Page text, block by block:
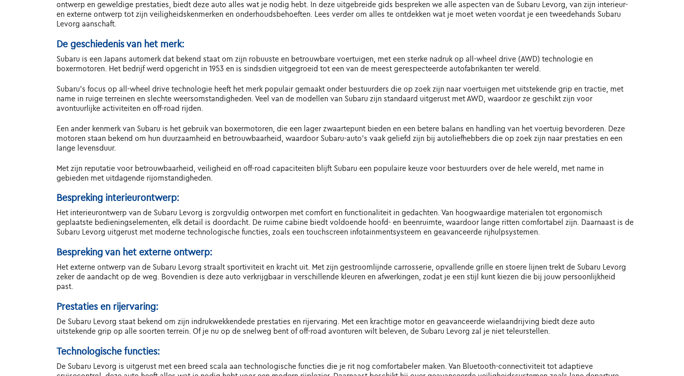
ontwerp en geweldige prestaties, biedt deze auto alles wat je nodig hebt. In deze uitgebreide gids bespreken we alle aspecten van de Subaru Levorg, van zijn interieur-
en externe ontwerp tot zijn veiligheidskenmerken en onderhoudsbehoeften. Lees verder om alles te ontdekken wat je moet weten voordat je een tweedehands Subaru
Levorg aanschaft.
De geschiedenis van het merk:
Subaru is een Japans automerk dat bekend staat om zijn robuuste en betrouwbare voertuigen, met een sterke nadruk op all-wheel drive (AWD) technologie en
boxermotoren. Het bedrijf werd opgericht in 1953 en is sindsdien uitgegroeid tot een van de meest gerespecteerde autofabrikanten ter wereld.
Subaru's focus op all-wheel drive technologie heeft het merk populair gemaakt onder bestuurders die op zoek zijn naar voertuigen met uitstekende grip en tractie, met
name in ruige terreinen en slechte weersomstandigheden. Veel van de modellen van Subaru zijn standaard uitgerust met AWD, waardoor ze geschikt zijn voor
avontuurlijke activiteiten en off-road rijden.
Een ander kenmerk van Subaru is het gebruik van boxermotoren, die een lager zwaartepunt bieden en een betere balans en handling van het voertuig bevorderen. Deze
motoren staan bekend om hun duurzaamheid en betrouwbaarheid, waardoor Subaru-auto's vaak geliefd zijn bij autoliefhebbers die op zoek zijn naar prestaties en een
lange levensduur.
Met zijn reputatie voor betrouwbaarheid, veiligheid en off-road capaciteiten blijft Subaru een populaire keuze voor bestuurders over de hele wereld, met name in
gebieden met uitdagende rijomstandigheden.
Bespreking interieurontwerp:
Het interieurontwerp van de Subaru Levorg is zorgvuldig ontworpen met comfort en functionaliteit in gedachten. Van hoogwaardige materialen tot ergonomisch
geplaatste bedieningselementen, elk detail is doordacht. De ruime cabine biedt voldoende hoofd- en beenruimte, waardoor lange ritten comfortabel zijn. Daarnaast is de
Subaru Levorg uitgerust met moderne technologische functies, zoals een touchscreen infotainmentsysteem en geavanceerde rijhulpsystemen.
Bespreking van het externe ontwerp:
Het externe ontwerp van de Subaru Levorg straalt sportiviteit en kracht uit. Met zijn gestroomlijnde carrosserie, opvallende grille en stoere lijnen trekt de Subaru Levorg
zeker de aandacht op de weg. Bovendien is deze auto verkrijgbaar in verschillende kleuren en afwerkingen, zodat je een stijl kunt kiezen die bij jouw persoonlijkheid
past.
Prestaties en rijervaring:
De Subaru Levorg staat bekend om zijn indrukwekkendede prestaties en rijervaring. Met een krachtige motor en geavanceerde wielaandrijving biedt deze auto
uitstekende grip op alle soorten terrein. Of je nu op de snelweg bent of off-road avonturen wilt beleven, de Subaru Levorg zal je niet teleurstellen.
Technologische functies:
De Subaru Levorg is uitgerust met een breed scala aan technologische functies die je rit nog comfortabeler maken. Van Bluetooth-connectiviteit tot adaptieve